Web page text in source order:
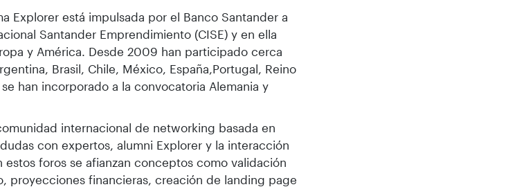
Explorer está impulsada por el Banco Santander a
Santander Emprendimiento (CISE) y en ella
y América. Desde 2009 han participado cerca
Brasil, Chile, México, España,Portugal, Reino
han incorporado a la convocatoria Alemania y
internacional de networking basada en
con expertos, alumni Explorer y la interacción
estos foros se afianzan conceptos como validación
proyecciones financieras, creación de landing page